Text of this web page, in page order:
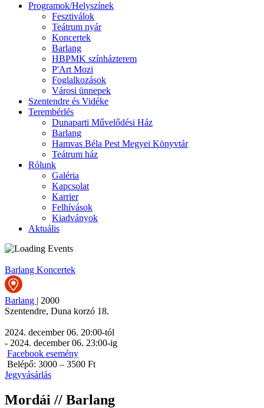
Programok/Helyszínek
Fesztiválok
Teátrum nyár
Koncertek
Barlang
HBPMK színházterem
P'Art Mozi
Foglalkozások
Városi ünnepek
Szentendre és Vidéke
Terembérlés
Dunaparti Művelődési Ház
Barlang
Hamvas Béla Pest Megyei Könyvtár
Teátrum ház
Rólunk
Galéria
Kapcsolat
Karrier
Felhívások
Kiadványok
Aktuális
Barlang Koncertek
Barlang | 2000
Szentendre, Duna korzó 18.
2024. december 06. 20:00-tól
- 2024. december 06. 23:00-ig
Facebook esemény
Belépő: 3000 – 3500 Ft
Jegyvásárlás
Mordái // Barlang